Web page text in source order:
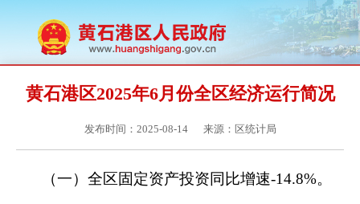
黄石港区2025年6月份全区经济运行简况
发布时间：2025-08-14 来源：区统计局
（一）全区固定资产投资同比增速-14.8%。